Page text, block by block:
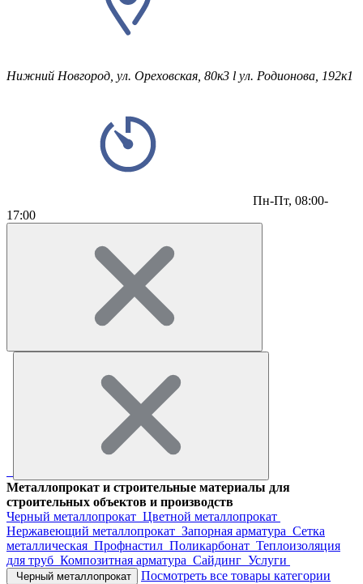
Нижний Новгород, ул. Ореховская, 80к3 l ул. Родионова, 192к1
Пн-Пт, 08:00-
17:00
Металлопрокат и строительные материалы для
строительных объектов и производств
Черный металлопрокат Цветной металлопрокат
Нержавеющий металлопрокат Запорная арматура Сетка
металлическая Профнастил Поликарбонат Теплоизоляция
для труб Композитная арматура Сайдинг Услуги
Черный металлопрокат
Посмотреть все товары категории